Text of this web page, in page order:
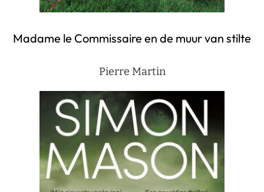
Madame le Commissaire en de muur van stilte
Pierre Martin